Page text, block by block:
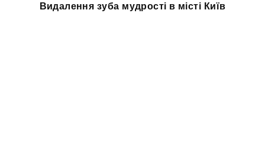
Видалення зуба мудрості в місті Київ